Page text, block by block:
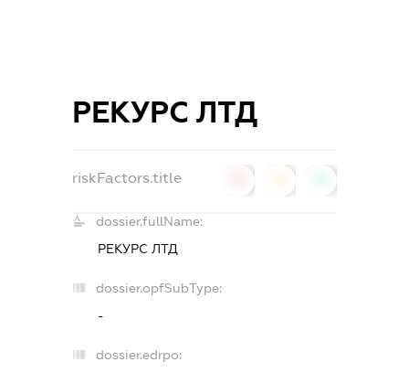
РЕКУРС ЛТД
riskFactors.title
dossier.fullName:
РЕКУРС ЛТД
dossier.opfSubType:
-
dossier.edrpo: